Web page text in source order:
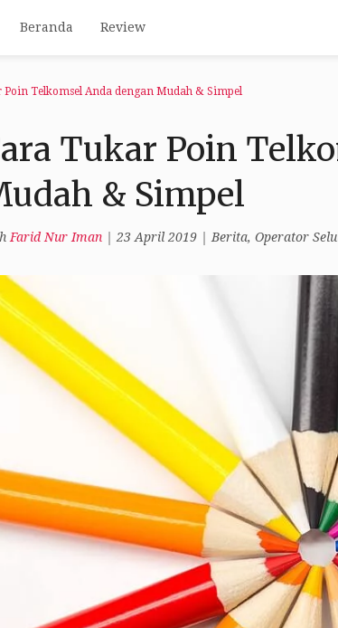
Beranda Review
Poin Telkomsel Anda dengan Mudah & Simpel
Tukar Poin
& Simpel
Farid Nur Iman| 23 April 2019| Berita, Operator